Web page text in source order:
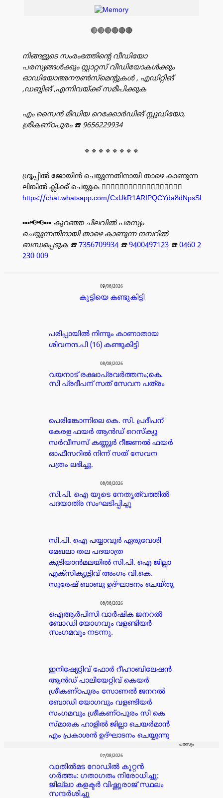
🔴🔴🔴🔴🔴🔴
നിങ്ങളുടെ സംരംഭത്തിൻ്റെ വീഡിയോ
പരസ്യങ്ങൾക്കും സ്റ്റാറ്റസ് വീഡിയോകൾക്കും
ഓഡിയോഅനൗൺസ്‌മെന്റുകൾ , എഡിറ്റിങ്
,ഡബ്ബിങ് ,എന്നിവയ്ക്ക് സമീപിക്കുക
എം സൈൻ മീഡിയ റെക്കോർഡിങ് സ്റ്റുഡിയോ,
ശ്രീകണ്ഠപുരം ☎️ 9656229934
🔹🔹🔹🔹🔹🔹🔹🔹
ഗ്രൂപ്പിൽ ജോയിൻ ചെയ്യുന്നതിനായി താഴെ കാണുന്ന
ലിങ്കിൽ ക്ലിക്ക് ചെയ്യുക 👇🏻👇🏻👇🏻👇🏻👇🏻👇🏻👇🏻👇🏻👇🏻
https://chat.whatsapp.com/CxUkR1ARIPQCYda8dNpsSl
▪️▪️▪️📢📢▪️▪️▪️ കുറഞ്ഞ ചിലവിൽ പരസ്യം
ചെയ്യുന്നതിനായി താഴെ കാണുന്ന നമ്പറിൽ
ബന്ധപ്പെടുക ☎️7356709934 ☎️9400497123 ☎️0460 2
230 009
09/08/2026
കുട്ടിയെ കണ്ടുകിട്ടി
പരിപ്പായിൽ നിന്നും കാണാതായ
ശിവനന്ദ.പി (16) കണ്ടുകിട്ടി
08/08/2026
വയനാട് രക്ഷാപ്രവർത്തനം;കെ.
സി പ്രദീപന് സത് സേവന പത്രം
പെരിങ്കോന്നിലെ കെ. സി. പ്രദീപന്
കേരള ഫയർ ആൻഡ് റെസ്ക്യൂ
സർവീസസ് കണ്ണൂർ റീജണൽ ഫയർ
ഓഫീസറിൽ നിന്ന് സത് സേവന
പത്രം ലഭിച്ചു.
08/08/2026
സി.പി. ഐ യുടെ നേതൃത്വത്തിൽ
പദയാത്ര സംഘടിപ്പിച്ചു
സി.പി. ഐ പയ്യാവൂർ ഏരുവേശി
മേഖലാ തല പദയാത്ര
കുടിയാൻമലയിൽ സി.പി. ഐ ജില്ലാ
എക്സിക്യുട്ടിവ് അംഗം വി.കെ.
സുരേഷ് ബാബു ഉദ്ഘാടനം ചെയ്തു
08/08/2026
ഐആർപിസി വാർഷിക ജനറൽ
ബോഡി യോഗവും വളണ്ടിയർ
സംഗമവും നടന്നു.
ഇനിഷ്യേറ്റിവ് ഫോർ റീഹാബിലേഷൻ
ആൻഡ് പാലിയേറ്റിവ് കെയർ
ശ്രീകണ്ഠപുരം സോണൽ ജനറൽ
ബോഡി യോഗവും വളണ്ടിയർ
സംഗമവും ശ്രീകണ്ഠപുരം സി കെ
സ്മാരക ഹാളിൽ ജില്ലാ ചെയർമാൻ
എം പ്രകാശൻ ഉദ്ഘാടനം ചെയ്യുന്നു
പരസ്യം
07/08/2026
വാതിൽമട റോഡിൽ കൂറ്റൻ
ഗർത്തം: ഗതാഗതം നിരോധിച്ചു;
ജില്ലാ കളക്ടർ വിഷ്ണുരാജ് സ്ഥലം
സന്ദർശിച്ചു